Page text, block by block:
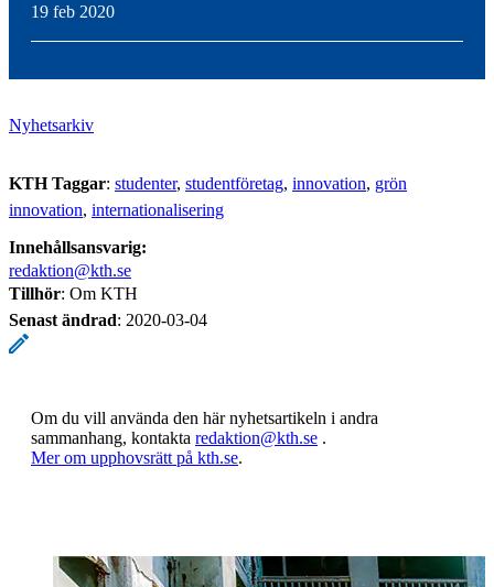
19 feb 2020
Nyhetsarkiv
KTH Taggar: studenter studentföretag innovation grön
innovation internationalisering
Innehållsansvarig:
redaktion@kth.se
Tillhör: Om KTH
Senast ändrad: 2020-03-04
Om du vill använda den här nyhetsartikeln i andra
sammanhang, kontakta redaktion@kth.se .
​​​​​​​Mer om upphovsrätt på kth.se​​​​​​​​​​​​​​.